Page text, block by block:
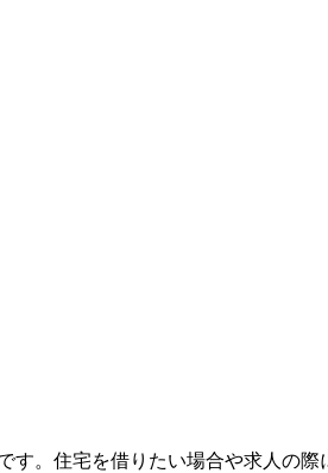
。住宅を借りたい場合や求人の